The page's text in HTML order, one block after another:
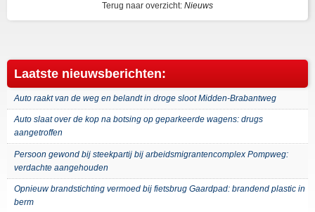
Terug naar overzicht: Nieuws
Laatste nieuwsberichten:
Auto raakt van de weg en belandt in droge sloot Midden-Brabantweg
Auto slaat over de kop na botsing op geparkeerde wagens: drugs
aangetroffen
Persoon gewond bij steekpartij bij arbeidsmigrantencomplex Pompweg:
verdachte aangehouden
Opnieuw brandstichting vermoed bij fietsbrug Gaardpad: brandend plastic in
berm